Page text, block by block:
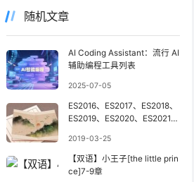
随机文章
AI Coding Assistant：流行 AI
辅助编程工具列表
2025-07-05
ES2016、ES2017、ES2018、
ES2019、ES2020、ES2021、
览
2019-03-25
【双语】小王子[the little prin
ce]7-9章